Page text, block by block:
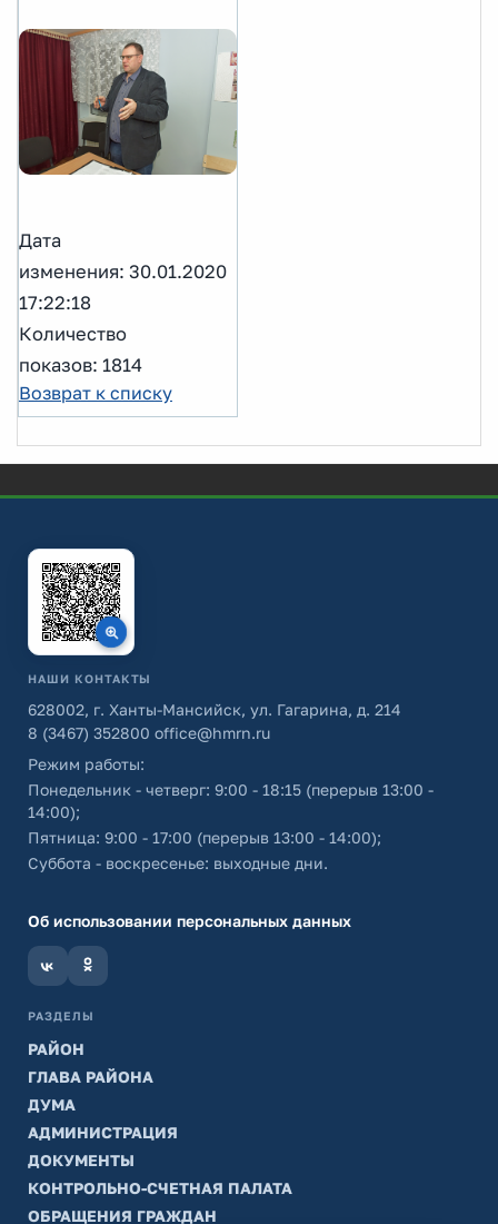
Дата
изменения: 30.01.2020
17:22:18
Количество
показов: 1814
Возврат к списку
НАШИ КОНТАКТЫ
628002, г. Ханты-Мансийск, ул. Гагарина, д. 214
8 (3467) 352800 office@hmrn.ru
Режим работы:
Понедельник - четверг: 9:00 - 18:15 (перерыв 13:00 -
14:00);
Пятница: 9:00 - 17:00 (перерыв 13:00 - 14:00);
Суббота - воскресенье: выходные дни.
Об использовании персональных данных
РАЗДЕЛЫ
РАЙОН
ГЛАВА РАЙОНА
ДУМА
АДМИНИСТРАЦИЯ
ДОКУМЕНТЫ
КОНТРОЛЬНО-СЧЕТНАЯ ПАЛАТА
ОБРАЩЕНИЯ ГРАЖДАН